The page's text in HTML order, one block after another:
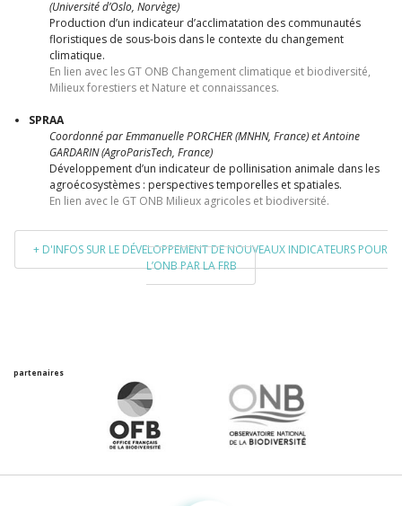
(Université d’Oslo, Norvège)
Production d’un indicateur d’acclimatation des communautés
floristiques de sous-bois dans le contexte du changement
climatique.
En lien avec les GT ONB Changement climatique et biodiversité,
Milieux forestiers et Nature et connaissances.
SPRAA
Coordonné par Emmanuelle PORCHER (MNHN, France) et Antoine
GARDARIN (AgroParisTech, France)
Développement d’un indicateur de pollinisation animale dans les
agroécosystèmes : perspectives temporelles et spatiales.
En lien avec le GT ONB Milieux agricoles et biodiversité.
+ D'INFOS SUR LE DÉVELOPPEMENT DE NOUVEAUX INDICATEURS POUR
L’ONB PAR LA FRB
partenaires
Fondation pour la recherche sur la biodiversité